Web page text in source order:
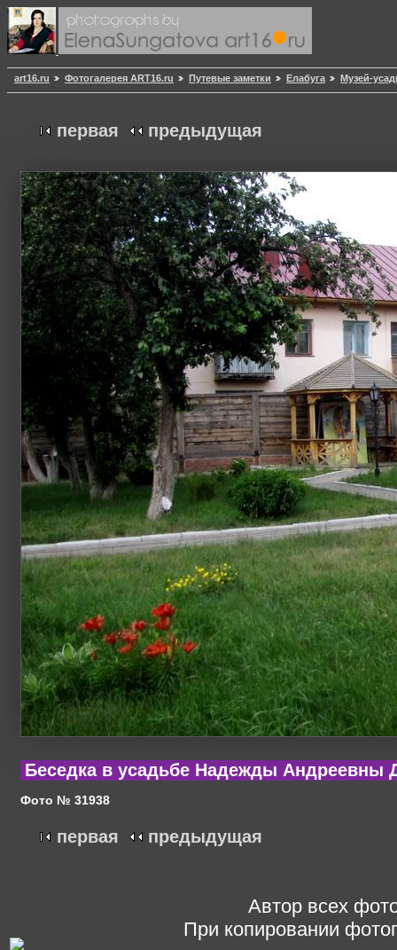
art16.ru Фотогалерея ART16.ru Путевые заметки Елабуга Музей-
первая предыдущая
Беседка в усадьбе Надежды Андреевны
Фото № 31938
первая предыдущая
Автор всех
При копировании